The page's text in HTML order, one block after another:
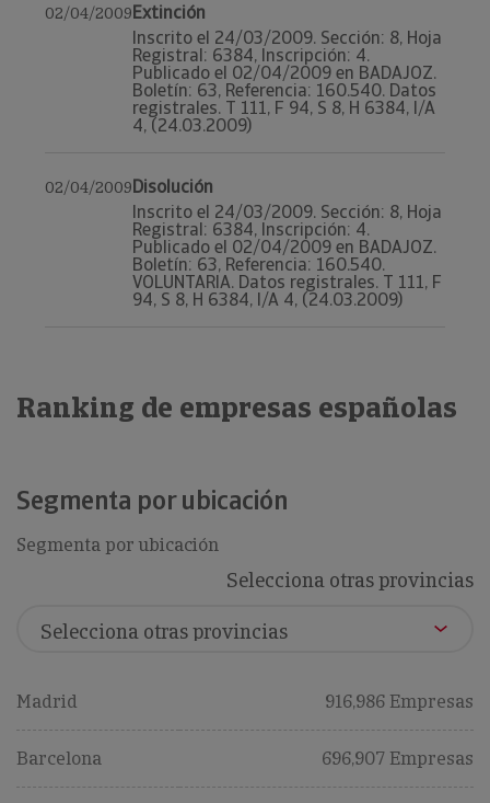
02/04/2009Extinción
Inscrito el 24/03/2009. Sección: 8, Hoja
Registral: 6384, Inscripción: 4.
Publicado el 02/04/2009 en BADAJOZ.
Boletín: 63, Referencia: 160.540. Datos
registrales. T 111, F 94, S 8, H 6384, I/A
4, (24.03.2009)
02/04/2009Disolución
Inscrito el 24/03/2009. Sección: 8, Hoja
Registral: 6384, Inscripción: 4.
Publicado el 02/04/2009 en BADAJOZ.
Boletín: 63, Referencia: 160.540.
VOLUNTARIA. Datos registrales. T 111, F
94, S 8, H 6384, I/A 4, (24.03.2009)
Ranking de empresas españolas
Segmenta por ubicación
Segmenta por ubicación
Selecciona otras provincias
Madrid 916,986 Empresas
Barcelona 696,907 Empresas